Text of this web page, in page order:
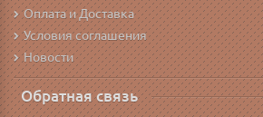
Оплата и Доставка
Условия соглашения
Новости
Обратная связь